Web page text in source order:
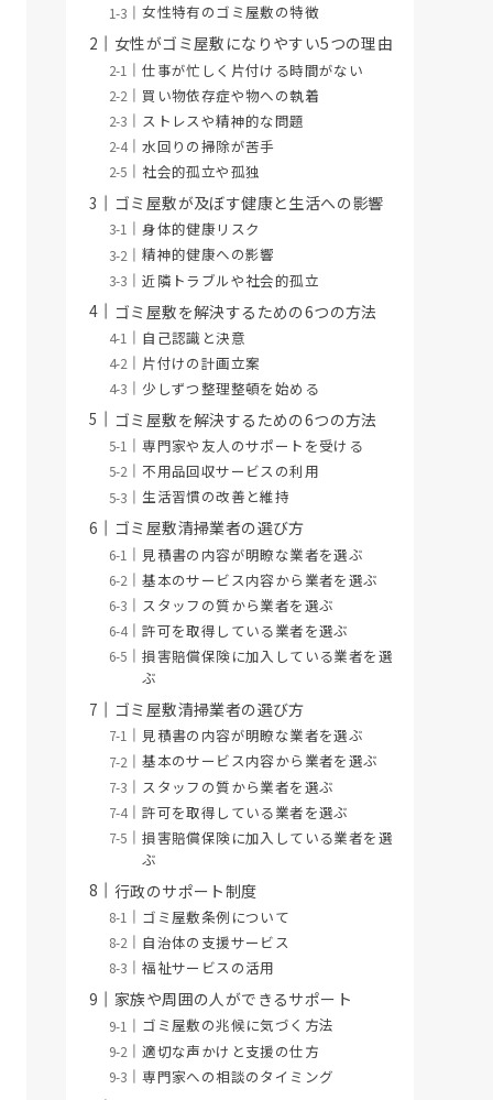
女性特有のゴミ屋敷の特徴
女性がゴミ屋敷になりやすい5つの理由
仕事が忙しく片付ける時間がない
買い物依存症や物への執着
ストレスや精神的な問題
水回りの掃除が苦手
社会的孤立や孤独
ゴミ屋敷が及ぼす健康と生活への影響
身体的健康リスク
精神的健康への影響
近隣トラブルや社会的孤立
ゴミ屋敷を解決するための6つの方法
自己認識と決意
片付けの計画立案
少しずつ整理整頓を始める
ゴミ屋敷を解決するための6つの方法
専門家や友人のサポートを受ける
不用品回収サービスの利用
生活習慣の改善と維持
ゴミ屋敷清掃業者の選び方
見積書の内容が明瞭な業者を選ぶ
基本のサービス内容から業者を選ぶ
スタッフの質から業者を選ぶ
許可を取得している業者を選ぶ
損害賠償保険に加入している業者を選
ぶ
ゴミ屋敷清掃業者の選び方
見積書の内容が明瞭な業者を選ぶ
基本のサービス内容から業者を選ぶ
スタッフの質から業者を選ぶ
許可を取得している業者を選ぶ
損害賠償保険に加入している業者を選
ぶ
行政のサポート制度
ゴミ屋敷条例について
自治体の支援サービス
福祉サービスの活用
家族や周囲の人ができるサポート
ゴミ屋敷の兆候に気づく方法
適切な声かけと支援の仕方
専門家への相談のタイミング